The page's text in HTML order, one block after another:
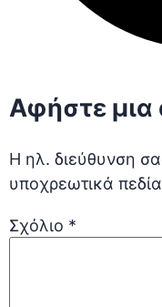
Αφήστε
Η ηλ. διεύθυνση
υποχρεωτικά
Σχόλιο *